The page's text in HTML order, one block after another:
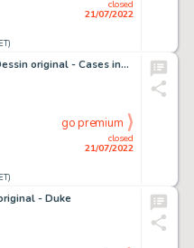
closed
21/07/2022
Meynet, Félix - 2x Dessin original - Cases inédites - Sauvage
closed
21/07/2022
go premium
- Duke